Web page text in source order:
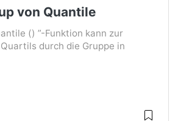
von Quantile
() ”-Funktion kann zur
durch die Gruppe in